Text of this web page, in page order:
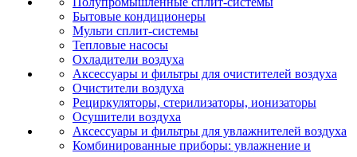
Бытовые кондиционеры
Мульти сплит-системы
Тепловые насосы
Охладители воздуха
Аксессуары и фильтры для очистителей воздуха
Очистители воздуха
Рециркуляторы, стерилизаторы, ионизаторы
Осушители воздуха
Аксессуары и фильтры для увлажнителей воздуха
Комбинированные приборы: увлажнение и